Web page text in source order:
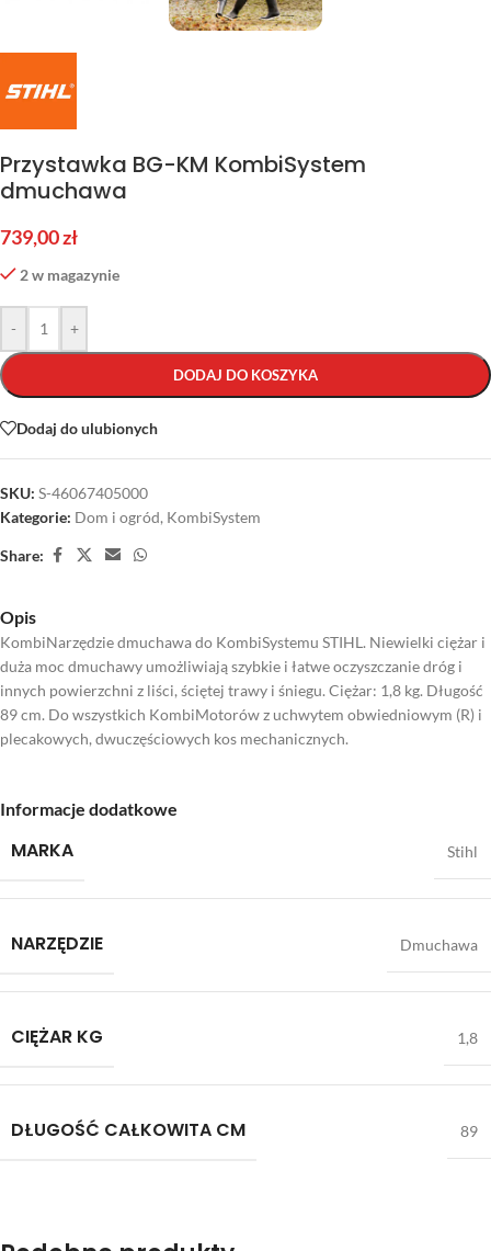
Przystawka BG-KM KombiSystem
dmuchawa
739,00zł
2 w magazynie
- +
DODAJ DO KOSZYKA
Dodaj do ulubionych
SKU: S-46067405000
Kategorie: Dom i ogród, KombiSystem
Share:
Opis
KombiNarzędzie dmuchawa do KombiSystemu STIHL. Niewielki ciężar i
duża moc dmuchawy umożliwiają szybkie i łatwe oczyszczanie dróg i
innych powierzchni z liści, ściętej trawy i śniegu. Ciężar: 1,8 kg. Długość
89 cm. Do wszystkich KombiMotorów z uchwytem obwiedniowym (R) i
plecakowych, dwuczęściowych kos mechanicznych.
Informacje dodatkowe
MARKA Stihl
NARZĘDZIE Dmuchawa
CIĘŻAR KG 1,8
DŁUGOŚĆ CAŁKOWITA CM 89